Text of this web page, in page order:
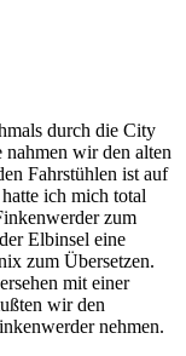
durch die City
wir den alten
Fahrstühlen ist auf
ich mich total
zum
Elbinsel eine
zum Übersetzen.
mit einer
wir den
nehmen.